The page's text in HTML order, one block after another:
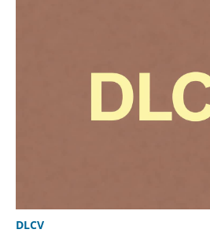
DLCV